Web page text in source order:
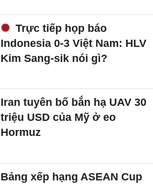
Trực tiếp họp báo
Indonesia 0-3 Việt Nam: HLV
Kim Sang-sik nói gì?
Iran tuyên bố bắn hạ UAV 30
triệu USD của Mỹ ở eo
Hormuz
Bảng xếp hạng ASEAN Cup